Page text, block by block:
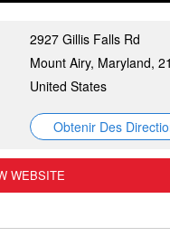
2927 Gillis Falls Rd
Mount Airy, Maryland,
United States
Obtenir Des
WEBSITE